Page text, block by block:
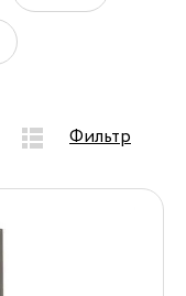
Фильтр